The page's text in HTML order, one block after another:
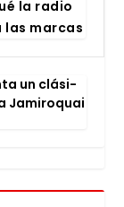
la radio
las mar­cas
un clá­si­
Jami­ro­quai